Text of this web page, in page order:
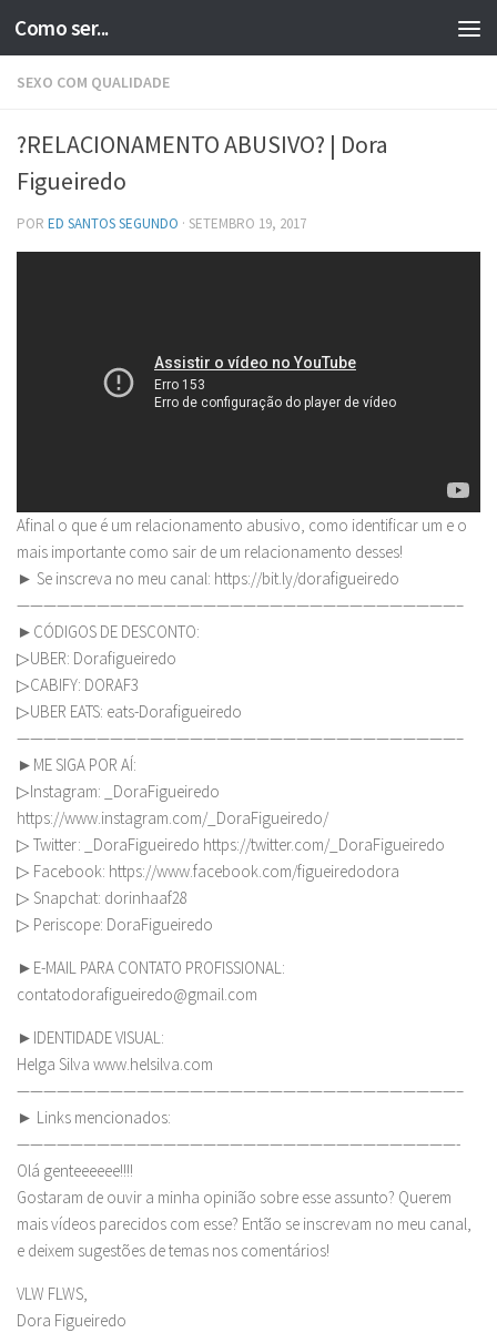
Skip to content
Como ser...
SEXO COM QUALIDADE
?RELACIONAMENTO ABUSIVO? | Dora
Figueiredo
POR ED SANTOS SEGUNDO · SETEMBRO 19, 2017
Afinal o que é um relacionamento abusivo, como identificar um e o
mais importante como sair de um relacionamento desses!
► Se inscreva no meu canal: https://bit.ly/dorafigueiredo
—————————————————————————————————–
►CÓDIGOS DE DESCONTO:
▷UBER: Dorafigueiredo
▷CABIFY: DORAF3
▷UBER EATS: eats-Dorafigueiredo
—————————————————————————————————–
►ME SIGA POR AÍ:
▷Instagram: _DoraFigueiredo
https://www.instagram.com/_DoraFigueiredo/
▷ Twitter: _DoraFigueiredo https://twitter.com/_DoraFigueiredo
▷ Facebook: https://www.facebook.com/figueiredodora
▷ Snapchat: dorinhaaf28
▷ Periscope: DoraFigueiredo
►E-MAIL PARA CONTATO PROFISSIONAL:
contatodorafigueiredo@gmail.com
►IDENTIDADE VISUAL:
Helga Silva www.helsilva.com
—————————————————————————————————–
► Links mencionados:
—————————————————————————————————-
Olá genteeeeee!!!!
Gostaram de ouvir a minha opinião sobre esse assunto? Querem
mais vídeos parecidos com esse? Então se inscrevam no meu canal,
e deixem sugestões de temas nos comentários!
VLW FLWS,
Dora Figueiredo